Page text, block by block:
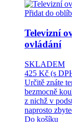
Přidat do
Televizní
ovládání
SKLADEM
425 Kč (s
Určitě znáte
bezmocně
z nichž v
naprosto
Do košíku